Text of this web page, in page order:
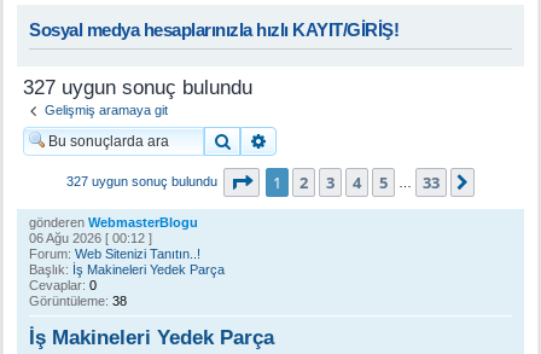
Sosyal medya hesaplarınızla hızlı KAYIT/GİRİŞ!
327 uygun sonuç bulundu
Gelişmiş aramaya git
Ara
327 uygun sonuç bulundu . sayfa (Toplam33 sayfa)
1 2 3 4 5 33
gönderen WebmasterBlogu
06 Ağu 2026 [ 00:12 ]
Forum: Web Sitenizi Tanıtın..!
Başlık: İş Makineleri Yedek Parça
Cevaplar: 0
Görüntüleme: 38
İş Makineleri Yedek Parça